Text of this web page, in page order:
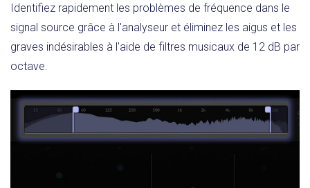
Identifiez rapidement les problèmes de fréquence dans le
signal source grâce à l'analyseur et éliminez les aigus et les
graves indésirables à l'aide de filtres musicaux de 12 dB par
octave.